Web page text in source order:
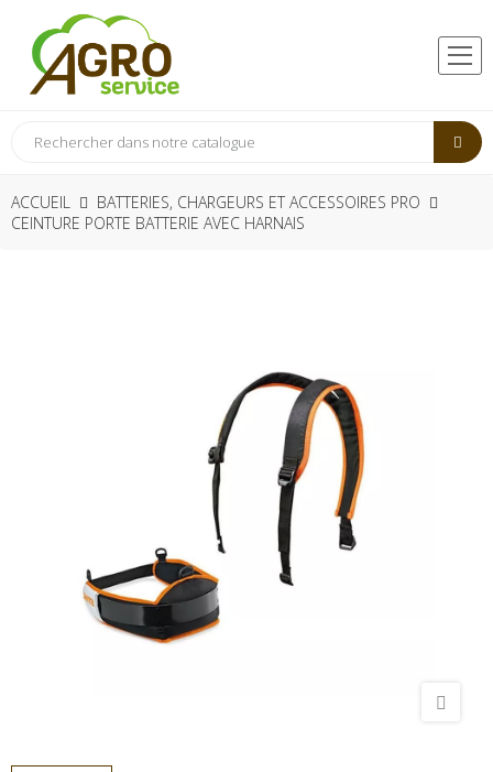
ACCUEIL
BATTERIES, CHARGEURS ET ACCESSOIRES PRO
CEINTURE PORTE BATTERIE AVEC HARNAIS